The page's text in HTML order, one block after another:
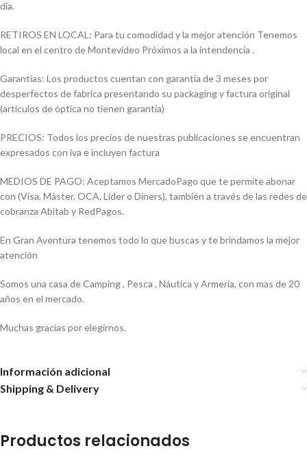
día.
RETIROS EN LOCAL: Para tu comodidad y la mejor atención Tenemos
local en el centro de Montevideo Próximos a la intendencia .
Garantías: Los productos cuentan con garantía de 3 meses por
desperfectos de fabrica presentando su packaging y factura original
(artículos de óptica no tienen garantía)
PRECIOS: Todos los precios de nuestras publicaciones se encuentran
expresados con iva e incluyen factura
MEDIOS DE PAGO: Aceptamos MercadoPago que te permite abonar
con (Visa, Máster, OCA, Lider o Diners), también a través de las redes de
cobranza Abitab y RedPagos.
En Gran Aventura tenemos todo lo que buscas y te brindamos la mejor
atención
Somos una casa de Camping , Pesca , Náutica y Armería, con mas de 20
años en el mercado.
Muchas gracias por elegirnos.
Información adicional
Shipping & Delivery
Productos relacionados